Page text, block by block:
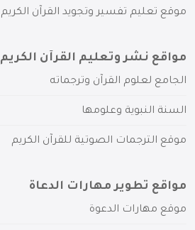
موقع تعليم تفسير وتجويد القرآن الكريم
مواقع نشر وتعليم القرآن الكريم
الجامع لعلوم القرآن وترجماته
السنة النبوية وعلومها
موقع الترجمات الصوتية للقرآن الكريم
مواقع تطوير مهارات الدعاة
موقع مهارات الدعوة